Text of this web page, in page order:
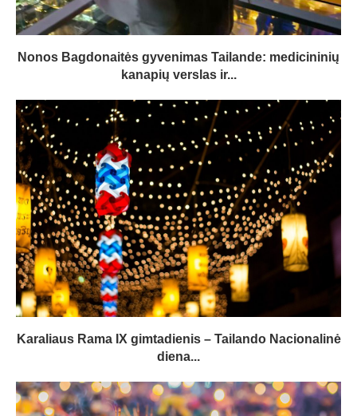
Nonos Bagdonaitės gyvenimas Tailande: medicininių
kanapių verslas ir...
Karaliaus Rama IX gimtadienis – Tailando Nacionalinė
diena...